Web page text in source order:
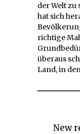
der Welt zu
hat sich
richtige
überaus
Land, in
New research: Why do some